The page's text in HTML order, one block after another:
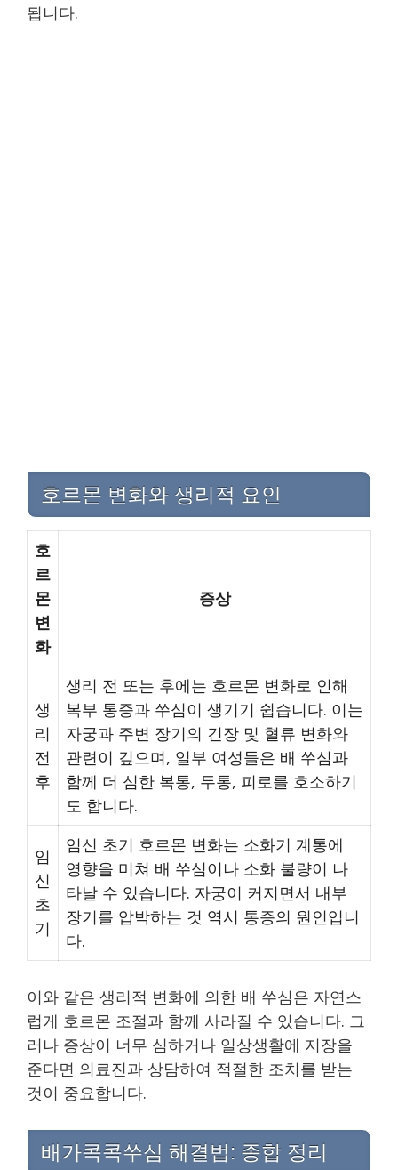
됩니다.
호르몬 변화와 생리적 요인
호
르
몬
변
화
증상
생
리
전
후
생리 전 또는 후에는 호르몬 변화로 인해
복부 통증과 쑤심이 생기기 쉽습니다. 이는
자궁과 주변 장기의 긴장 및 혈류 변화와
관련이 깊으며, 일부 여성들은 배 쑤심과
함께 더 심한 복통, 두통, 피로를 호소하기
도 합니다.
임
신
초
기
임신 초기 호르몬 변화는 소화기 계통에
영향을 미쳐 배 쑤심이나 소화 불량이 나
타날 수 있습니다. 자궁이 커지면서 내부
장기를 압박하는 것 역시 통증의 원인입니
다.
이와 같은 생리적 변화에 의한 배 쑤심은 자연스
럽게 호르몬 조절과 함께 사라질 수 있습니다. 그
러나 증상이 너무 심하거나 일상생활에 지장을
준다면 의료진과 상담하여 적절한 조치를 받는
것이 중요합니다.
배가콕콕쑤심 해결법: 종합 정리